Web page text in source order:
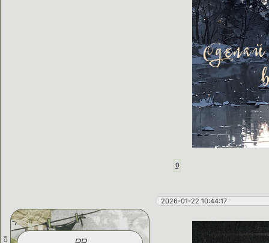
0
2026-01-22 10:44:17